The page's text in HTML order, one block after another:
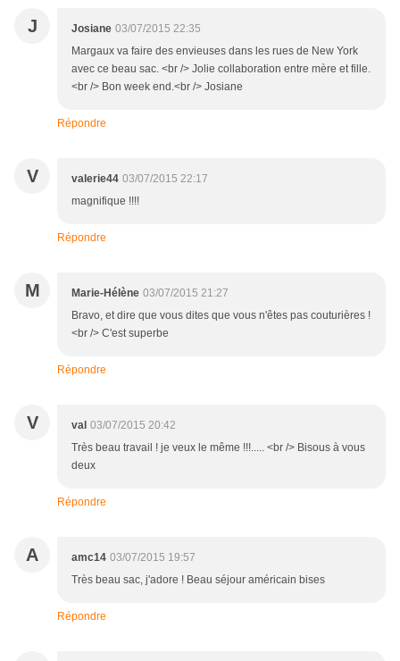
J Josiane 03/07/2015 22:35
Margaux va faire des envieuses dans les rues de New York
avec ce beau sac. <br /> Jolie collaboration entre mère et fille.
<br /> Bon week end.<br /> Josiane
Répondre
V valerie44 03/07/2015 22:17
magnifique !!!!
Répondre
M Marie-Hélène 03/07/2015 21:27
Bravo, et dire que vous dites que vous n'êtes pas couturières !
<br /> C'est superbe
Répondre
V val 03/07/2015 20:42
Très beau travail ! je veux le même !!!..... <br /> Bisous à vous
deux
Répondre
A amc14 03/07/2015 19:57
Très beau sac, j'adore ! Beau séjour américain bises
Répondre